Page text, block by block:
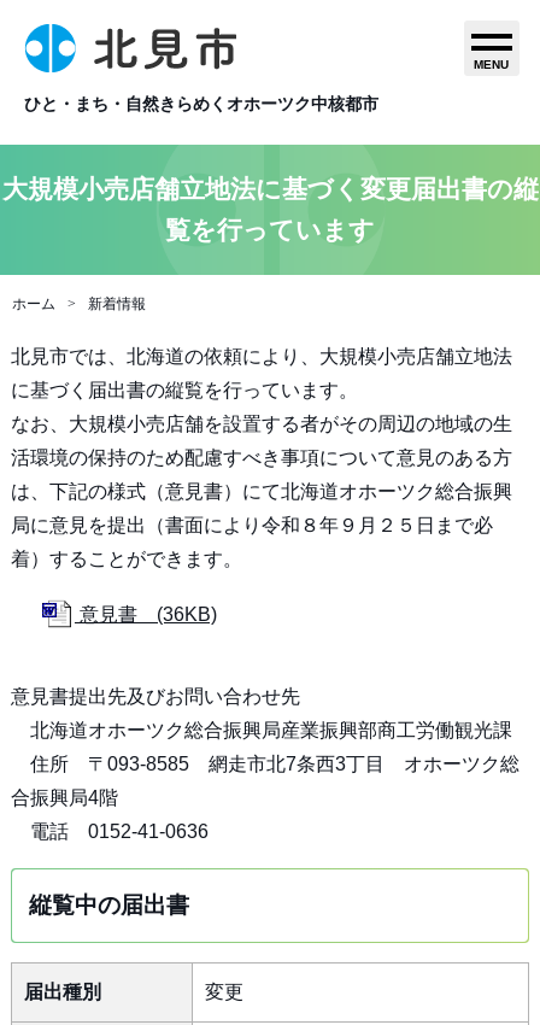
ひと・まち・自然きらめくオホーツク中核都市
MENU
大規模小売店舗立地法に基づく変更届出書の縦
覧を行っています
ホーム 新着情報
北見市では、北海道の依頼により、大規模小売店舗立地法
に基づく届出書の縦覧を行っています。
なお、大規模小売店舗を設置する者がその周辺の地域の生
活環境の保持のため配慮すべき事項について意見のある方
は、下記の様式（意見書）にて北海道オホーツク総合振興
局に意見を提出（書面により令和８年９月２５日まで必
着）することができます。
意見書 (36KB)
意見書提出先及びお問い合わせ先
北海道オホーツク総合振興局産業振興部商工労働観光課
住所 〒093-8585 網走市北7条西3丁目 オホーツク総
合振興局4階
電話 0152-41-0636
縦覧中の届出書
届出種別 変更